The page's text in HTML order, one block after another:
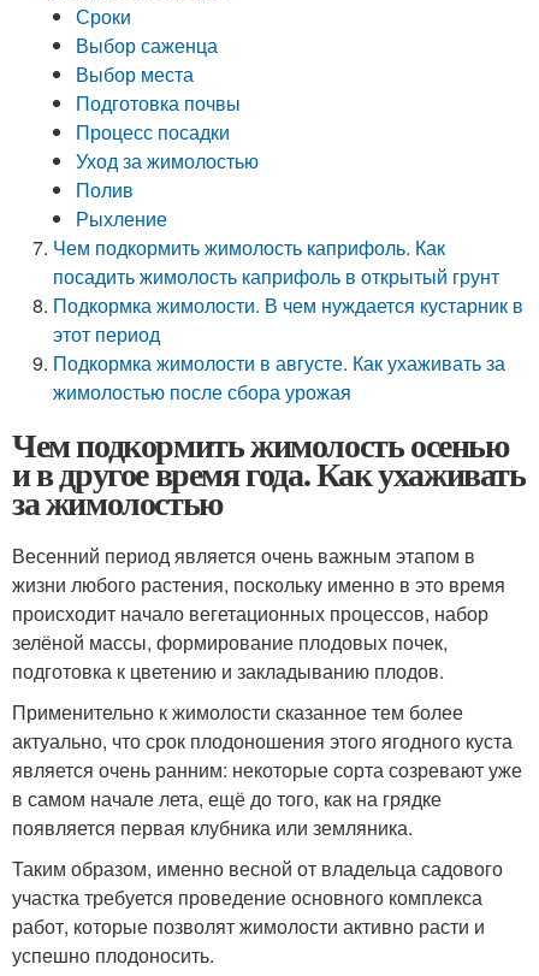
Сроки
Выбор саженца
Выбор места
Подготовка почвы
Процесс посадки
Уход за жимолостью
Полив
Рыхление
Чем подкормить жимолость каприфоль. Как
посадить жимолость каприфоль в открытый грунт
Подкормка жимолости. В чем нуждается кустарник в
этот период
Подкормка жимолости в августе. Как ухаживать за
жимолостью после сбора урожая
Чем подкормить жимолость осенью
и в другое время года. Как ухаживать
за жимолостью
Весенний период является очень важным этапом в
жизни любого растения, поскольку именно в это время
происходит начало вегетационных процессов, набор
зелёной массы, формирование плодовых почек,
подготовка к цветению и закладыванию плодов.
Применительно к жимолости сказанное тем более
актуально, что срок плодоношения этого ягодного куста
является очень ранним: некоторые сорта созревают уже
в самом начале лета, ещё до того, как на грядке
появляется первая клубника или земляника.
Таким образом, именно весной от владельца садового
участка требуется проведение основного комплекса
работ, которые позволят жимолости активно расти и
успешно плодоносить.